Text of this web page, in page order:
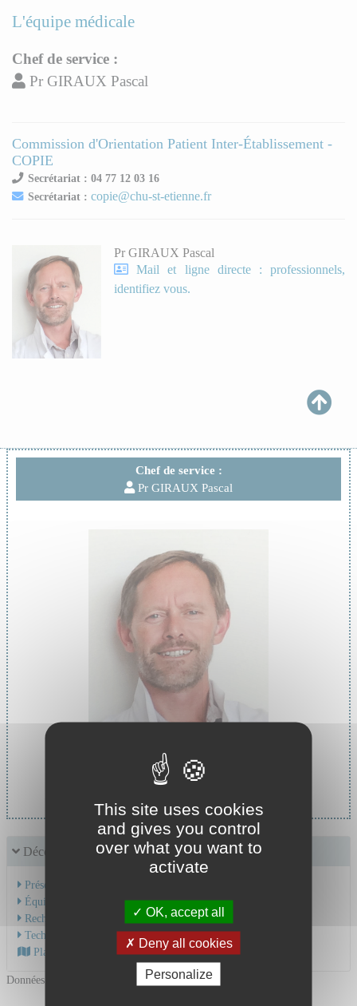
Chef de service :
Pr GIRAUX Pascal
Chef de service :
Pr GIRAUX Pascal
Découvrir le service
Présentation de l'activité
Équipe Médicale
Recherche & Enseignement
Technique et soins
Plan d'accès au CHU
Données mises à jour le 10/01/2025
L'équipe médicale
Chef de service :
Pr GIRAUX Pascal
Commission d'Orientation Patient Inter-Établissement -
COPIE
Secrétariat : 04 77 12 03 16
Secrétariat :copie@chu-st-etienne.fr
Pr GIRAUX Pascal
Mail et ligne directe : professionnels,
identifiez vous.
This site uses cookies
and gives you control
over what you want to
activate
OK, accept all
Deny all cookies
Personalize